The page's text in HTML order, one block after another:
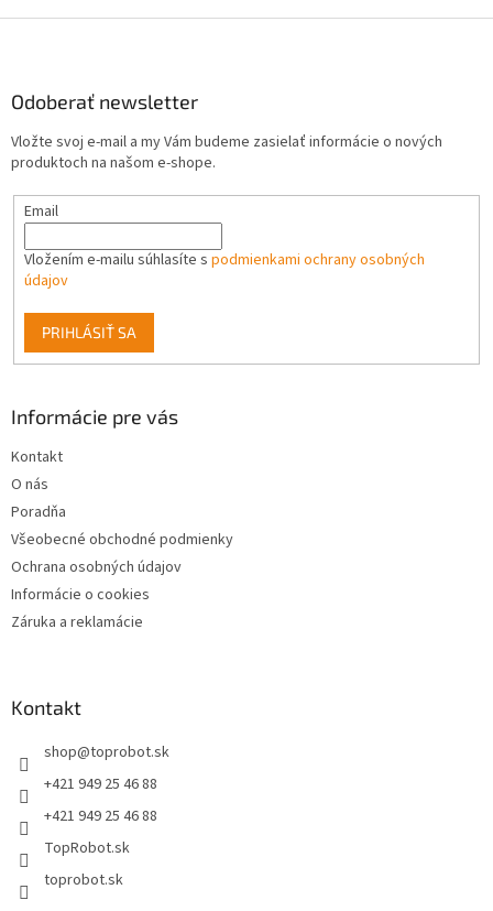
r
v
y
p
v
Odoberať newsletter
Vložte svoj e-mail a my Vám budeme zasielať informácie o nových
produktoch na našom e-shope.
Email
Vložením e-mailu súhlasíte s podmienkami ochrany osobných
údajov
PRIHLÁSIŤ SA
Informácie pre vás
Kontakt
O nás
Poradňa
Všeobecné obchodné podmienky
Ochrana osobných údajov
Informácie o cookies
Záruka a reklamácie
Kontakt
shop@toprobot.sk
+421 949 25 46 88
+421 949 25 46 88
TopRobot.sk
toprobot.sk